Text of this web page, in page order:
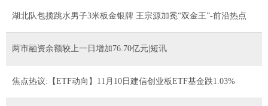
湖北队包揽跳水男子3米板金银牌 王宗源加冕“双金王”-前沿热点
两市融资余额较上一日增加76.70亿元|短讯
焦点热议:【ETF动向】11月10日建信创业板ETF基金跌1.03%